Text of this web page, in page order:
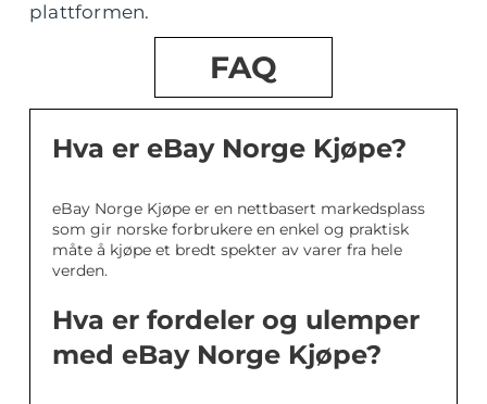
plattformen.
FAQ
Hva er eBay Norge Kjøpe?
eBay Norge Kjøpe er en nettbasert markedsplass
som gir norske forbrukere en enkel og praktisk
måte å kjøpe et bredt spekter av varer fra hele
verden.
Hva er fordeler og ulemper
med eBay Norge Kjøpe?